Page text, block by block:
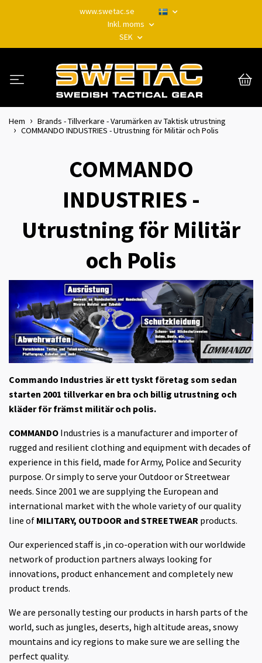
www.swetac.se
Inkl. moms
SEK
Hem
Brands - Tillverkare - Varumärken av Taktisk utrustning
COMMANDO INDUSTRIES - Utrustning för Militär och Polis
COMMANDO
INDUSTRIES -
Utrustning för Militär
och Polis
Commando Industries är ett tyskt företag som sedan
starten 2001 tillverkar en bra och billig utrustning och
kläder för främst militär och polis.
COMMANDO Industries is a manufacturer and importer of
rugged and resilient clothing and equipment with decades of
experience in this field, made for Army, Police and Security
purpose. Or simply to serve your Outdoor or Streetwear
needs. Since 2001 we are supplying the European and
international market with the whole variety of our quality
line of MILITARY, OUTDOOR and STREETWEAR products.
Our experienced staff is ,in co-operation with our worldwide
network of production partners always looking for
innovations, product enhancement and completely new
product trends.
We are personally testing our products in harsh parts of the
world, such as jungles, deserts, high altitude areas, snowy
mountains and icy regions to make sure we are selling the
perfect quality.